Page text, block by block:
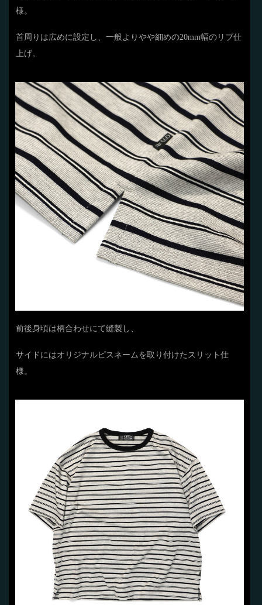
様。
首周りは広めに設定し、一般よりやや細めの20mm幅のリブ仕
上げ。
前後身頃は柄合わせにて縫製し、
サイドにはオリジナルピスネームを取り付けたスリット仕
様。